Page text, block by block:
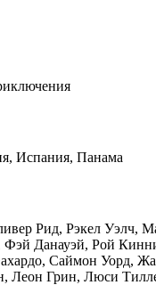
Испания, Панама
Рид, Рэкел Уэлч,
Фэй Данауэй, Рой
Саймон Уорд,
Леон Грин, Люси